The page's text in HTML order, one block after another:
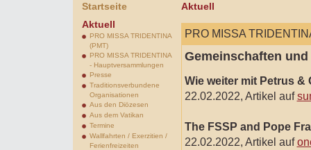
Startseite
Aktuell
PRO MISSA TRIDENTINA
(PMT)
PRO MISSA TRIDENTINA
- Hauptversammlungen
Presse
Traditionsverbundene
Organisationen
Aus den Diözesen
Aus dem Vatikan
Termine
Wallfahrten / Exerzitien /
Ferienfreizeiten
Aktuell
PRO MISSA
Gemeinschaften
Wie weiter mit Petrus &
22.02.2022, Artikel auf
The FSSP and Pope
22.02.2022, Artikel auf